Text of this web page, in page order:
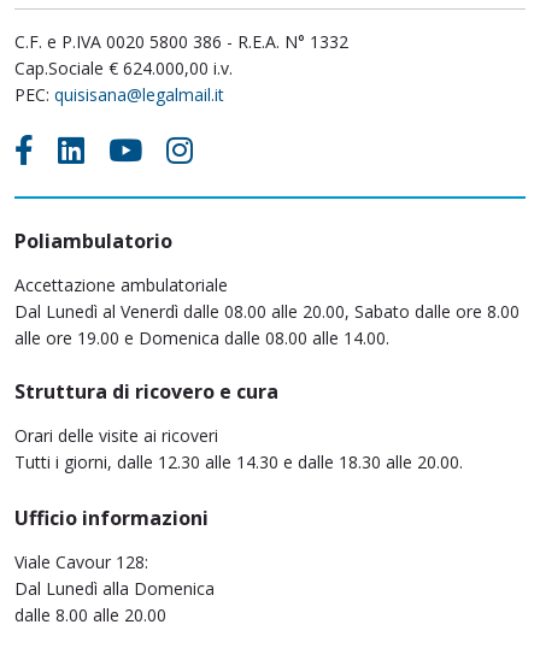
C.F. e P.IVA 0020 5800 386 - R.E.A. N° 1332
Cap.Sociale € 624.000,00 i.v.
PEC: quisisana@legalmail.it
Poliambulatorio
Accettazione ambulatoriale
Dal Lunedì al Venerdì dalle 08.00 alle 20.00, Sabato dalle ore 8.00
alle ore 19.00 e Domenica dalle 08.00 alle 14.00.
Struttura di ricovero e cura
Orari delle visite ai ricoveri
Tutti i giorni, dalle 12.30 alle 14.30 e dalle 18.30 alle 20.00.
Ufficio informazioni
Viale Cavour 128:
Dal Lunedì alla Domenica
dalle 8.00 alle 20.00